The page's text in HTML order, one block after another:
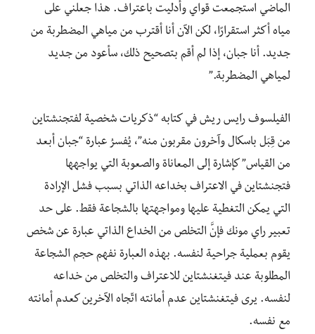
الماضي استجمعت قواي وأدليت باعتراف. هذا جعلني على
مياه أكثر استقرارًا، لكن الآن أنا أقترب من مياهي المضطربة من
جديد. أنا جبان، إذا لم أقم بتصحيح ذلك، سأعود من جديد
لمياهي المضطربة.”
الفيلسوف رايس ريش في كتابه “ذكريات شخصية لفتجنشتاين
من قِبَل باسكال وآخرون مقربون منه”، يُفسرُ عبارة “جبان أبعد
من القياس” كإشارة إلى المعاناة والصعوبة التي يواجهها
فتجنشتاين في الاعتراف بخداعه الذاتي بسبب فشل الإرادة
التي يمكن التغطية عليها ومواجهتها بالشجاعة فقط. على حد
تعبير راي مونك فإنَّ التخلص من الخداع الذاتي عبارة عن شخص
يقوم بعملية جراحية لنفسه. بهذه العبارة نفهم حجم الشجاعة
المطلوبة عند فيتغنشتاين للاعتراف والتخلص من خداعه
لنفسه. يرى فيتغنشتاين عدم أمانته اتّجاه الآخرين كعدم أمانته
مع نفسه.